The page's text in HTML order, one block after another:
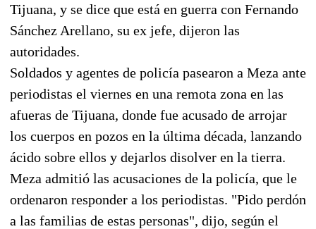
Tijuana, y se dice que está en guerra con Fernando
Sánchez Arellano, su ex jefe, dijeron las
autoridades.
Soldados y agentes de policía pasearon a Meza ante
periodistas el viernes en una remota zona en las
afueras de Tijuana, donde fue acusado de arrojar
los cuerpos en pozos en la última década, lanzando
ácido sobre ellos y dejarlos disolver en la tierra.
Meza admitió las acusaciones de la policía, que le
ordenaron responder a los periodistas. "Pido perdón
a las familias de estas personas", dijo, según el